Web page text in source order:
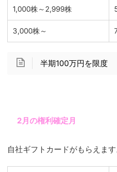
1,000株～2,999株
3,000株～
半期100万円を限度
2月の権利確定月
自社ギフトカードがもらえます